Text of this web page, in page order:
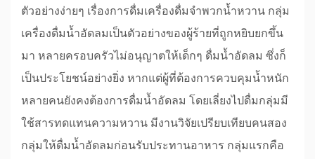
ตัวอย่างง่ายๆ เรื่องการดื่มเครื่องดื่มจำพวกน้ำหวาน กลุ่ม
เครื่องดื่มน้ำอัดลมเป็นตัวอย่างของผู้ร้ายที่ถูกหยิบยกขึ้น
มา หลายครอบครัวไม่อนุญาตให้เด็กๆ ดื่มน้ำอัดลม ซึ่งก็
เป็นประโยชน์อย่างยิ่ง หากแต่ผู้ที่ต้องการควบคุมน้ำหนัก
หลายคนยังคงต้องการดื่มน้ำอัดลม โดยเลี่ยงไปดื่มกลุ่มมี
ใช้สารทดแทนความหวาน มีงานวิจัยเปรียบเทียบคนสอง
กลุ่มให้ดื่มน้ำอัดลมก่อนรับประทานอาหาร กลุ่มแรกคือ